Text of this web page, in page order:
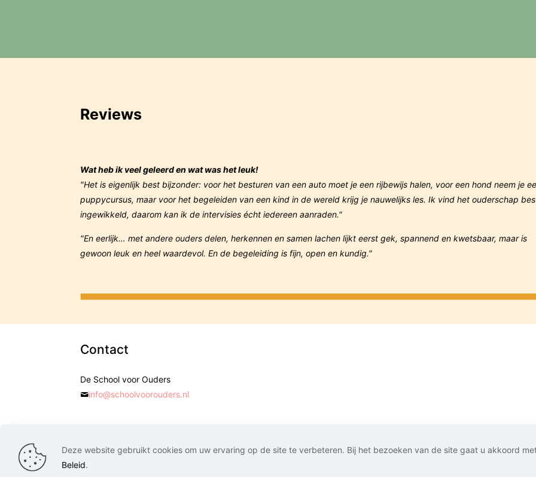
Reviews
Wat heb ik veel geleerd en wat was het leuk!
"Het is eigenlijk best bijzonder: voor het besturen van een auto moet je een rijbewijs halen, voor een hond neem je
puppycursus, maar voor het begeleiden van een kind in de wereld krijg je nauwelijks les. Ik vind het ouderschap
ingewikkeld, daarom kan ik de intervisies écht iedereen aanraden."
"En eerlijk… met andere ouders delen, herkennen en samen lachen lijkt eerst gek, spannend en kwetsbaar, maar is
gewoon leuk en heel waardevol. En de begeleiding is fijn, open en kundig."
Contact
De School voor Ouders
info@schoolvoorouders.nl
© School Voor Ouders. Alle rechten voorbehouden. 2026 |
Deze website gebruikt cookies om uw ervaring op de site te verbeteren. Bij het bezoeken van de site gaat u akkoord
Beleid.